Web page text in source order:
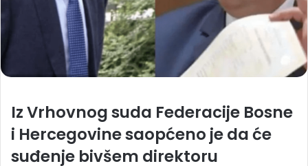
Iz Vrhovnog suda Federacije Bosne
i Hercegovine saopćeno je da će
suđenje bivšem direktoru